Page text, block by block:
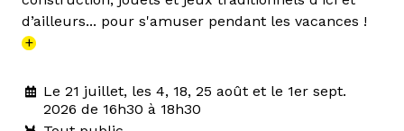
d’ailleurs... pour s'amuser pendant les vacances !
+
Le 21 juillet, les 4, 18, 25 août et le 1er sept.
2026 de 16h30 à 18h30